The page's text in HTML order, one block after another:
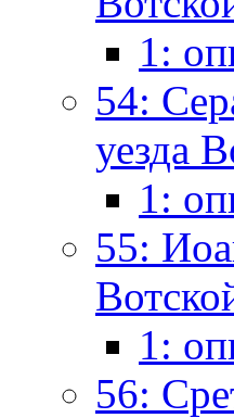
1:
54:
уезда
1:
55:
1:
56: